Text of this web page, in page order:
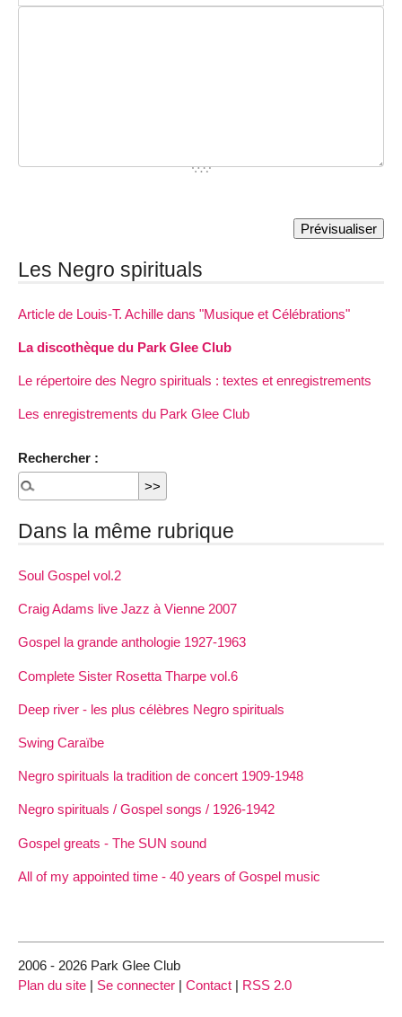
Les Negro spirituals
Article de Louis-T. Achille dans "Musique et Célébrations"
La discothèque du Park Glee Club
Le répertoire des Negro spirituals : textes et enregistrements
Les enregistrements du Park Glee Club
Rechercher :
Dans la même rubrique
Soul Gospel vol.2
Craig Adams live Jazz à Vienne 2007
Gospel la grande anthologie 1927-1963
Complete Sister Rosetta Tharpe vol.6
Deep river - les plus célèbres Negro spirituals
Swing Caraïbe
Negro spirituals la tradition de concert 1909-1948
Negro spirituals / Gospel songs / 1926-1942
Gospel greats - The SUN sound
All of my appointed time - 40 years of Gospel music
2006 - 2026 Park Glee Club
Plan du site | Se connecter | Contact | RSS 2.0